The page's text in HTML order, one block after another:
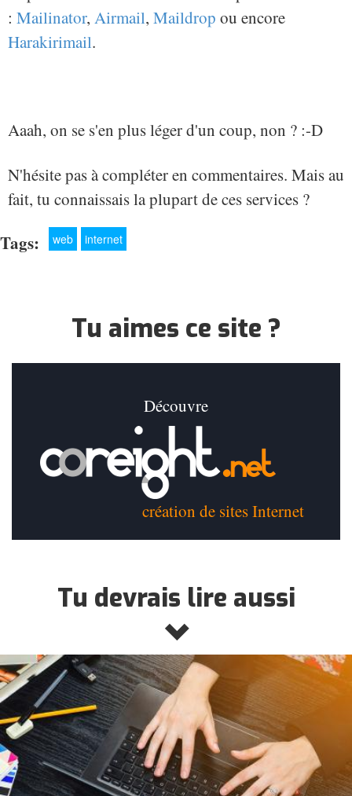
: Mailinator, Airmail, Maildrop ou encore
Harakirimail.
Aaah, on se s'en plus léger d'un coup, non ? :-D
N'hésite pas à compléter en commentaires. Mais au
fait, tu connaissais la plupart de ces services ?
Tags: web internet
Tu aimes ce site ?
Découvre
création de sites Internet
Tu devrais lire aussi